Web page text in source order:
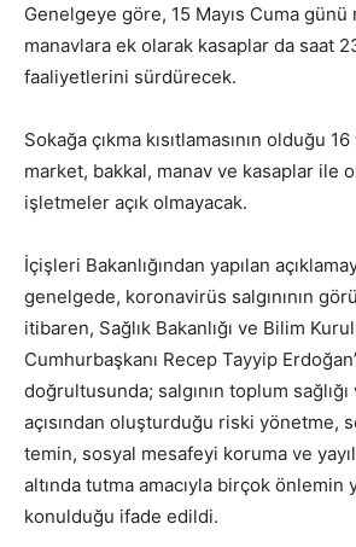
Genelgeye göre, 15 Mayıs Cuma günü
manavlara ek olarak kasaplar da saat
faaliyetlerini sürdürecek.
Sokağa çıkma kısıtlamasının olduğu 16
market, bakkal, manav ve kasaplar ile
işletmeler açık olmayacak.
İçişleri Bakanlığından yapılan
genelgede, koronavirüs salgınının
itibaren, Sağlık Bakanlığı ve Bilim
Cumhurbaşkanı Recep Tayyip
doğrultusunda; salgının toplum
açısından oluşturduğu riski yönetme,
temin, sosyal mesafeyi koruma ve
altında tutma amacıyla birçok önlemin
konulduğu ifade edildi.